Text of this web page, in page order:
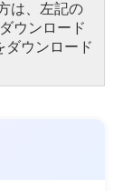
は、左記の
ウンロード
ダウンロード